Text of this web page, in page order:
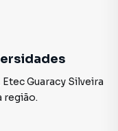
Etec Guaracy Silveira
região.